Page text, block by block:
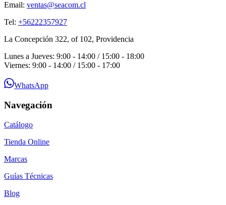
Email: ventas@seacom.cl
Tel: +56222357927
La Concepción 322, of 102, Providencia
Lunes a Jueves: 9:00 - 14:00 / 15:00 - 18:00
Viernes: 9:00 - 14:00 / 15:00 - 17:00
WhatsApp
Navegación
Catálogo
Tienda Online
Marcas
Guías Técnicas
Blog